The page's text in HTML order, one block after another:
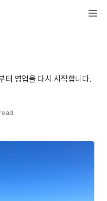
터 영업을 다시 시작합니다.